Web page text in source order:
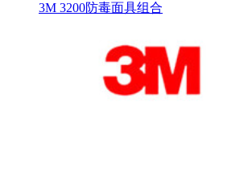
3M 3200防毒面具组合